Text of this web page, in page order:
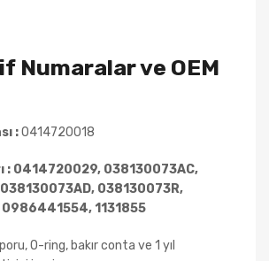
Numaralar ve OEM
:0414720018
: 0414720029, 038130073AC,
038130073R,
1131855
O-ring, bakır conta ve 1 yıl